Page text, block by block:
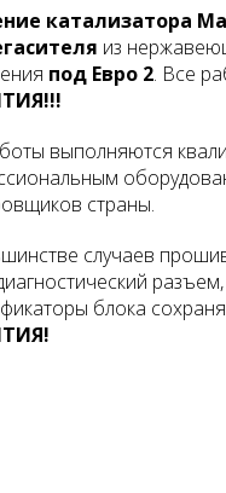
катализатора
из
под Евро 2. Все
выполняются
страны.
случаев
блока